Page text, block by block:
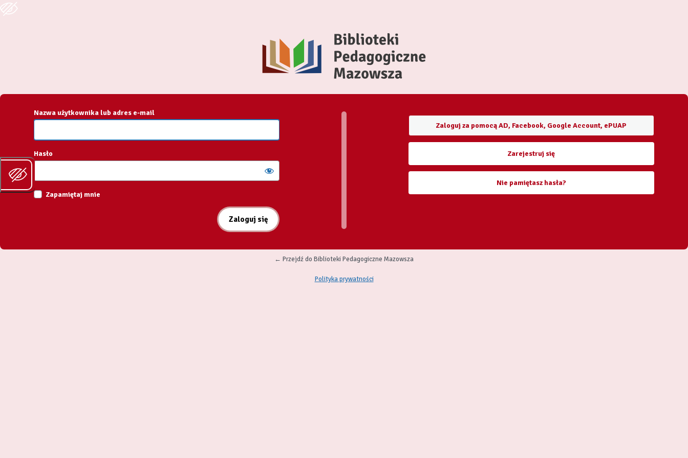
Nazwa użytkownika lub adres e-mail
Hasło
Zapamiętaj mnie
Zaloguj za pomocą AD, Facebook, Google Account, ePUAP
Zarejestruj się
Nie pamiętasz hasła?
← Przejdź do Biblioteki Pedagogiczne Mazowsza
Polityka prywatności